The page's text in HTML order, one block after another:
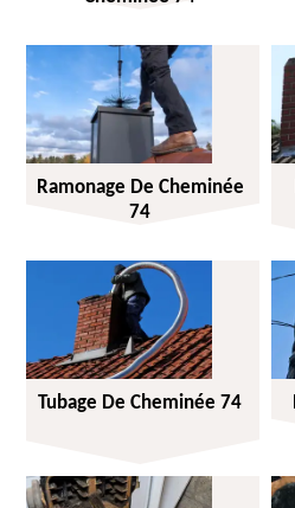
Ramonage De Cheminée
74
Tubage De Cheminée 74